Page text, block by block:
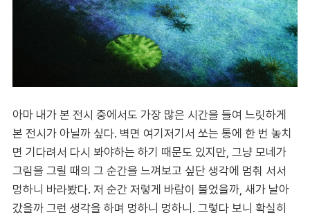
아마 내가 본 전시 중에서도 가장 많은 시간을 들여 느릿하게
본 전시가 아닐까 싶다. 벽면 여기저기서 쏘는 통에 한 번 놓치
면 기다려서 다시 봐야하는 하기 때문도 있지만, 그냥 모네가
그림을 그릴 때의 그 순간을 느껴보고 싶단 생각에 멈춰 서서
멍하니 바라봤다. 저 순간 저렇게 바람이 불었을까, 새가 날아
갔을까 그런 생각을 하며 멍하니 멍하니. 그렇다 보니 확실히